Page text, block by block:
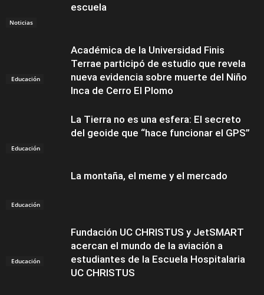
Noticias
escuela
Educación
Académica de la Universidad Finis
Terrae participó de estudio que revela
nueva evidencia sobre muerte del Niño
Inca de Cerro El Plomo
Educación
La Tierra no es una esfera: El secreto
del geoide que “hace funcionar el GPS”
Educación
La montaña, el meme y el mercado
Educación
Fundación UC CHRISTUS y JetSMART
acercan el mundo de la aviación a
estudiantes de la Escuela Hospitalaria
UC CHRISTUS